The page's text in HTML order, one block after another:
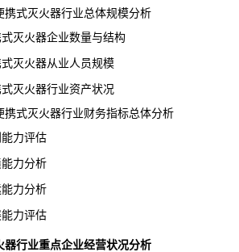
式灭火器行业总体规模分析
器企业数量与结构
器从业人员规模
器行业资产状况
式灭火器行业财务指标总体分析
评估
分析
分析
评估
器行业重点企业经营状况分析